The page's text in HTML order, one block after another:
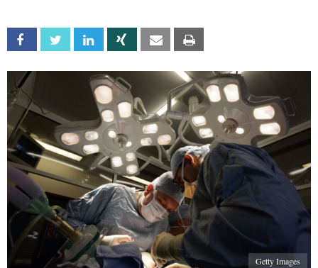
Facebook Twitter Linkedin Xing Email
Getty Images